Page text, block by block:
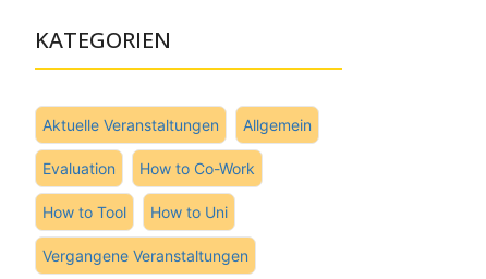
KATEGORIEN
Aktuelle Veranstaltungen Allgemein
Evaluation How to Co-Work
How to Tool How to Uni
Vergangene Veranstaltungen